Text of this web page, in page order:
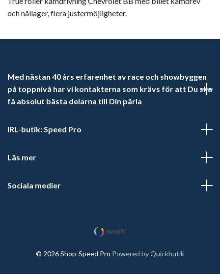
och nållager, flera justermöjligheter.
Med nästan 40 års erfarenhet av race och showbyggen
på toppnivå har vi kontakterna som krävs för att Du ska
få absolut bästa delarna till Din pärla
IRL-butik: Speed Pro
Läs mer
Sociala medier
© 2026 Shop-Speed Pro Powered by Quickbutik